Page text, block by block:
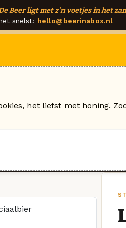
Beer ligt met z'n voetjes in het
snelst: hello@beerinabox.nl
het liefst met honing.